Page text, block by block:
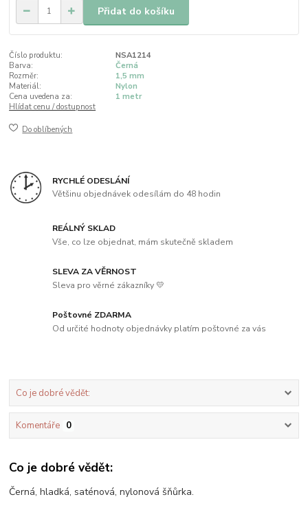
Přidat do košíku
Číslo produktu:
NSA1214
Barva:
Černá
Rozměr:
1,5 mm
Materiál:
Nylon
Cena uvedena za:
1 metr
Hlídat cenu / dostupnost
Do oblíbených
RYCHLÉ ODESLÁNÍ
Většinu objednávek odesílám do 48 hodin
REÁLNÝ SKLAD
Vše, co lze objednat, mám skutečně skladem
SLEVA ZA VĚRNOST
Sleva pro věrné zákazníky 💛
Poštovné ZDARMA
Od určité hodnoty objednávky platím poštovné za vás
Co je dobré vědět:
Komentáře 0
Co je dobré vědět:
Černá, hladká, saténová, nylonová šňůrka.